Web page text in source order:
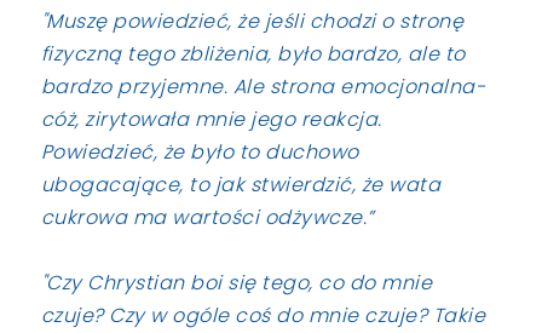
"Muszę powiedzieć, że jeśli chodzi o stronę
fizyczną tego zbliżenia, było bardzo, ale to
bardzo przyjemne. Ale strona emocjonalna-
cóż, zirytowała mnie jego reakcja.
Powiedzieć, że było to duchowo
ubogacające, to jak stwierdzić, że wata
cukrowa ma wartości odżywcze.”
"Czy Chrystian boi się tego, co do mnie
czuje? Czy w ogóle coś do mnie czuje? Takie